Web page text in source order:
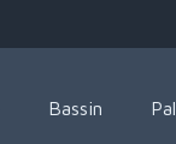
Bassin